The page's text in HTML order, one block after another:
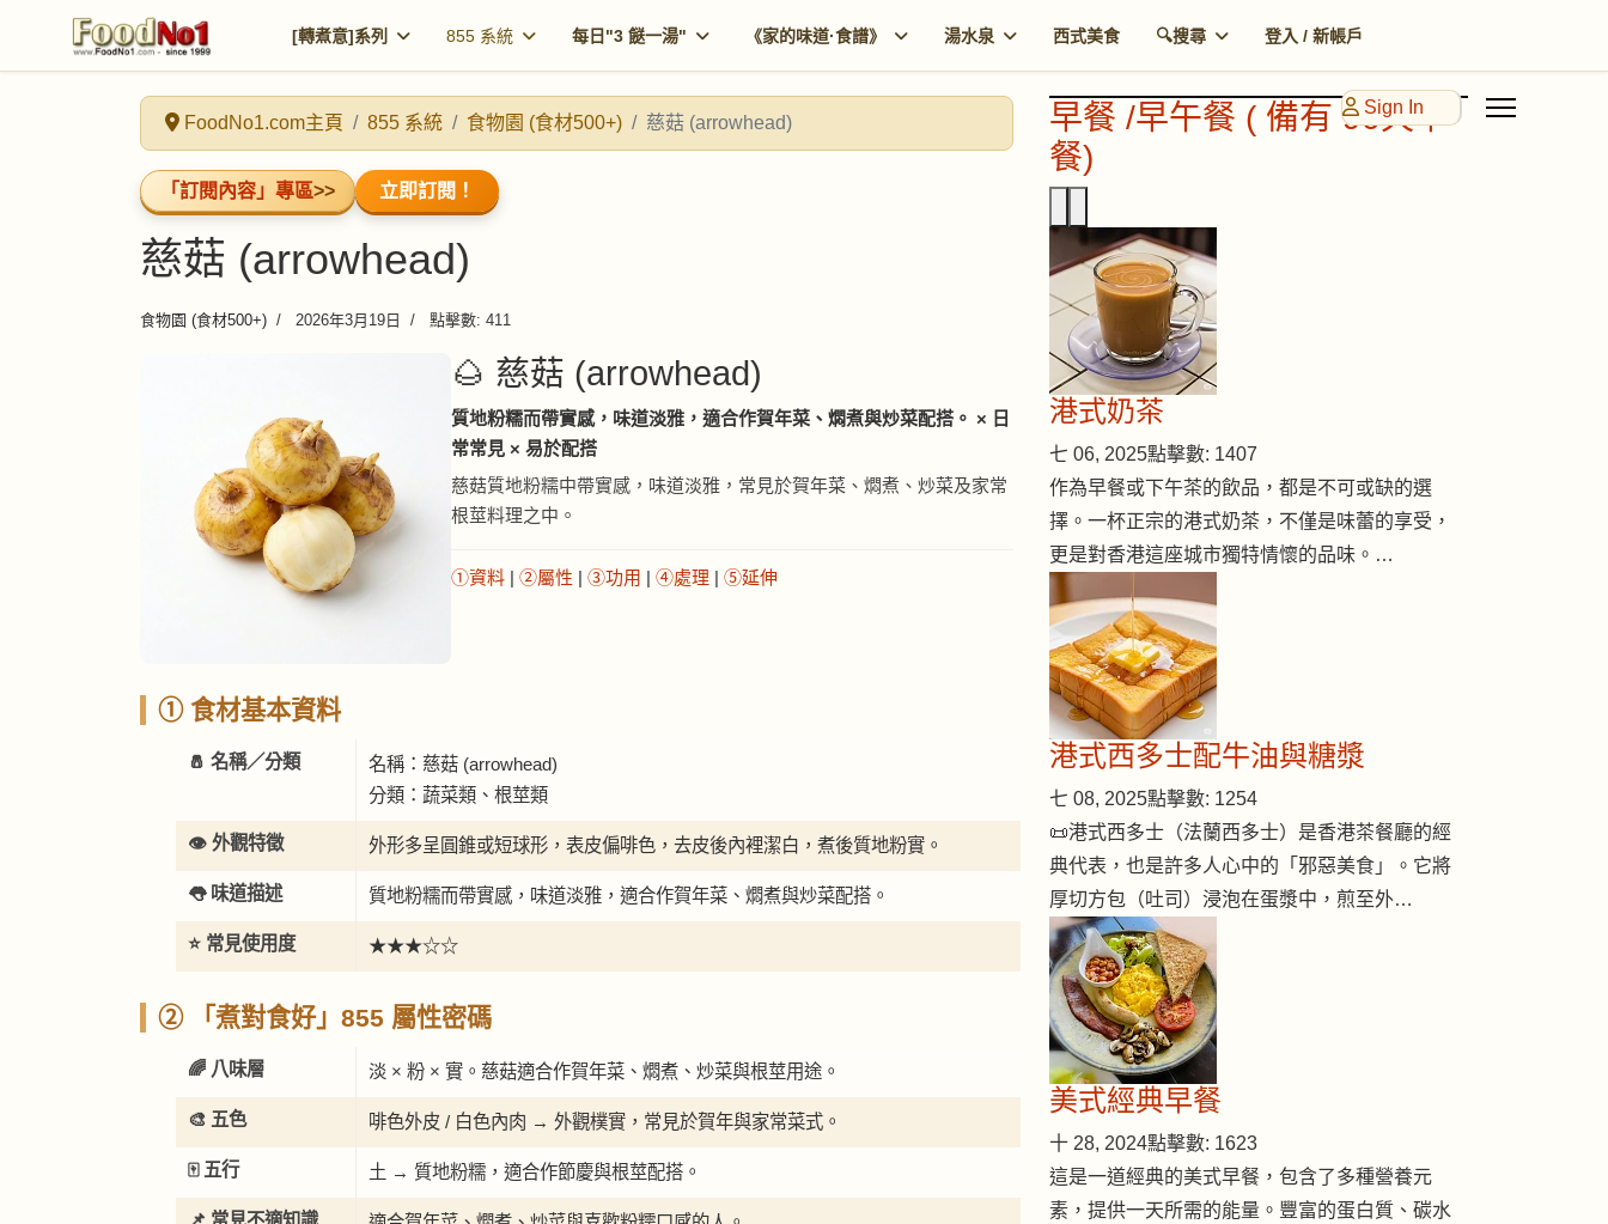
[轉煮意]系列 855 系統 每日"3 餸一湯" 《家的味道·食譜》 湯水泉 西式美食 🔍搜尋 登入 / 新帳戶
Sign In
FoodNo1.com主頁 855 系統 食物園 (食材500+) 慈菇 (arrowhead)
「訂閱內容」專區>> 立即訂閱！
慈菇 (arrowhead)
食物園 (食材500+) 2026年3月19日 點擊數: 411
🌰 慈菇 (arrowhead)
質地粉糯而帶實感，味道淡雅，適合作賀年菜、燜煮與炒菜配搭。 × 日
常常見 × 易於配搭
慈菇質地粉糯中帶實感，味道淡雅，常見於賀年菜、燜煮、炒菜及家常
根莖料理之中。
①資料 | ②屬性 | ③功用 | ④處理 | ⑤延伸
① 食材基本資料
🧂 名稱／分類
名稱：慈菇 (arrowhead)
分類：蔬菜類、根莖類
👁️ 外觀特徵 外形多呈圓錐或短球形，表皮偏啡色，去皮後內裡潔白，煮後質地粉實。
👅 味道描述 質地粉糯而帶實感，味道淡雅，適合作賀年菜、燜煮與炒菜配搭。
⭐ 常見使用度 ★★★☆☆
② 「煮對食好」855 屬性密碼
🌈 八味層 淡 × 粉 × 實。慈菇適合作賀年菜、燜煮、炒菜與根莖用途。
🎨 五色 啡色外皮 / 白色內肉 → 外觀樸實，常見於賀年與家常菜式。
🀄 五行 土 → 質地粉糯，適合作節慶與根莖配搭。
📌 常見不適知識
早餐 /早午餐 ( 備有 90天早
餐)
港式奶茶
七 06, 2025點擊數: 1407
作為早餐或下午茶的飲品，都是不可或缺的選
擇。一杯正宗的港式奶茶，不僅是味蕾的享受，
更是對香港這座城市獨特情懷的品味。…
港式西多士配牛油與糖漿
七 08, 2025點擊數: 1254
📜港式西多士（法蘭西多士）是香港茶餐廳的經
典代表，也是許多人心中的「邪惡美食」。它將
厚切方包（吐司）浸泡在蛋漿中，煎至外…
美式經典早餐
十 28, 2024點擊數: 1623
這是一道經典的美式早餐，包含了多種營養元
素，提供一天所需的能量。豐富的蛋白質、碳水